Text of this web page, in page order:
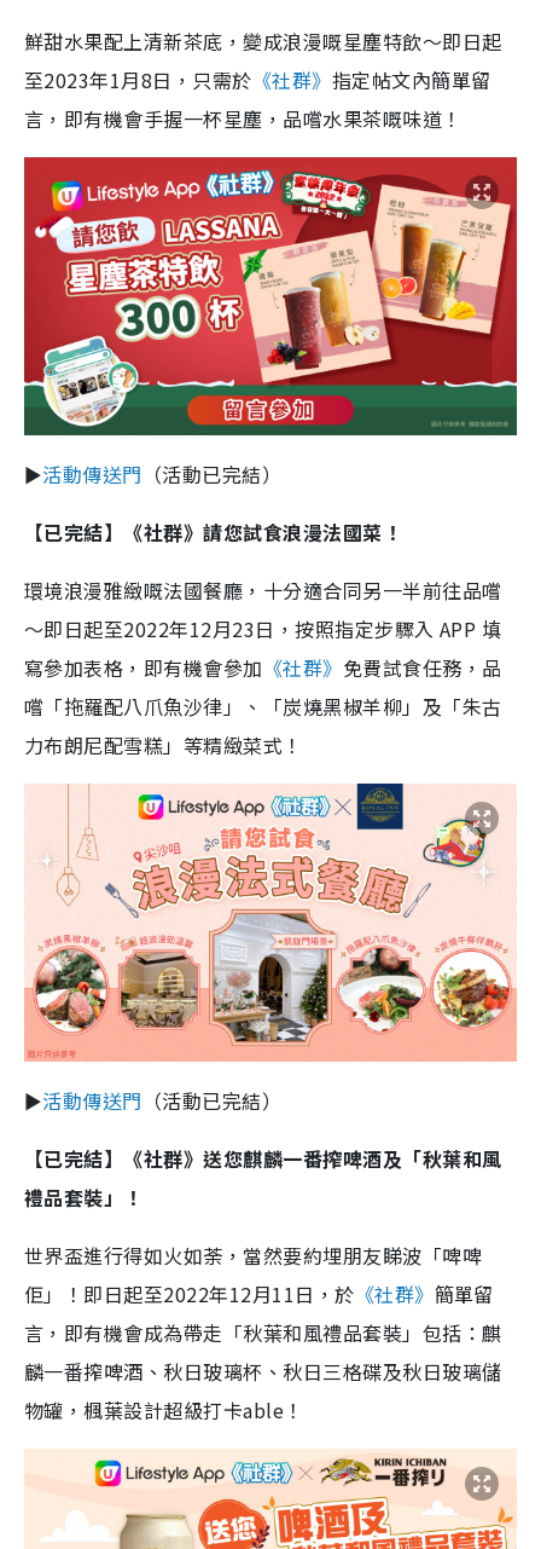
鮮甜水果配上清新茶底，變成浪漫嘅星塵特飲～即日起
至2023年1月8日，只需於 《社群》 指定帖文內簡單留
言，即有機會手握一杯星塵，品嚐水果茶嘅味道！
►活動傳送門 （活動已完結）
【已完結】
《社群》請您試食浪漫法國菜！
環境浪漫雅緻嘅法國餐廳，十分適合同另一半前往品嚐
～即日起至2022年12月23日，按照指定步驟入 APP 填
寫參加表格，即有機會參加 《社群》 免費試食任務，品
嚐「拖羅配八爪魚沙律」、「炭燒黑椒羊柳」及「朱古
力布朗尼配雪糕」等精緻菜式！
►活動傳送門 （活動已完結）
【已完結】
《社群》送您麒麟一番搾啤酒及「秋葉和風
禮品套裝」！
世界盃進行得如火如荼，當然要約埋朋友睇波「啤啤
佢」！即日起至2022年12月11日，於 《社群》 簡單留
言，即有機會成為帶走「秋葉和風禮品套裝」包括：麒
麟一番搾啤酒、秋日玻璃杯、秋日三格碟及秋日玻璃儲
物罐，楓葉設計超級打卡able！